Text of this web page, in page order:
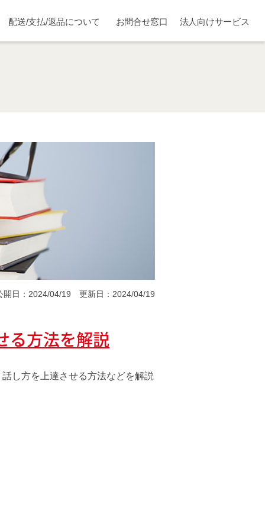
配送/支払/返品について お問合せ窓口 法人向けサービス
開日：2024/04/19 更新日：2024/04/19
る方法を解説
し方を上達させる方法などを解説